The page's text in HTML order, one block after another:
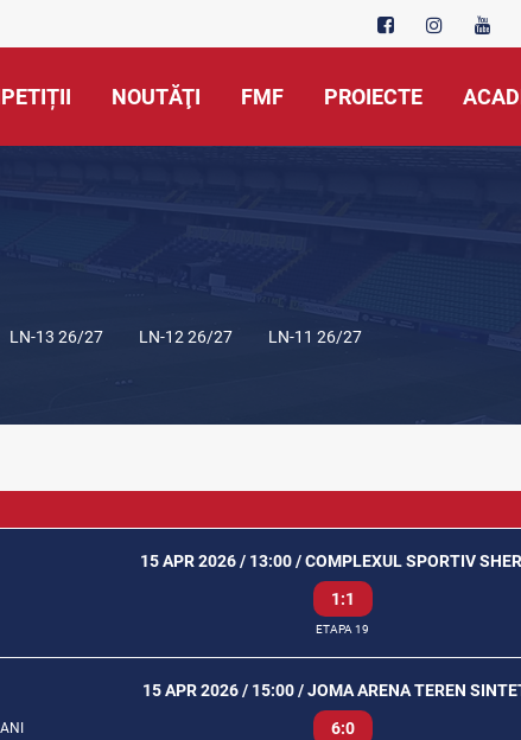
NOUTĂŢI FMF PROIECTE
LN-13 26/27 LN-12 26/27 LN-11 26/27
15 APR 2026 / 13:00 / COMPLEXUL SPORTIV
1:1
ETAPA 19
15 APR 2026 / 15:00 / JOMA ARENA TEREN
6:0